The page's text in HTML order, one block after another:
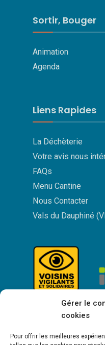
Gérer le
cookies
Pour offrir les meilleures
Sortir, Bouger
Animation
Agenda
Liens Rapides
La Déchèterie
Votre avis nous
FAQs
Menu Cantine
Nous Contacter
Vals du Dauphiné